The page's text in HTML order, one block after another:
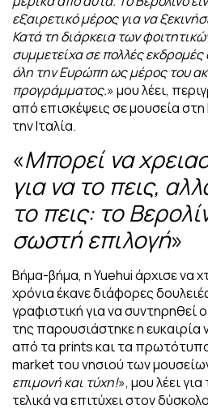
εξαιρετικό μέρος για να
Κατά τη διάρκεια των
συμμετείχα σε πολλές
όλη την Ευρώπη ως μέρος του
προγράμματος.» μου λέει,
από επισκέψεις σε μουσεία στη
την Ιταλία.
«Μπορεί να
για να το πεις,
το πεις: το
σωστή επιλογή»
Βήμα-βήμα, η Yuehui άρχισε να
χρόνια έκανε διάφορες
γραφιστική για να συντηρηθεί
της παρουσιάστηκε η ευκαιρία
από τα prints και τα
market του νησιού των
επιμονή και τύχη!», μου λέει
τελικά να επιτύχει στον δύσκολο